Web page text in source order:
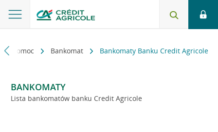
i pomoc Bankomat Bankomaty Banku Credit Agricole
BANKOMATY
Lista bankomatów banku Credit Agricole